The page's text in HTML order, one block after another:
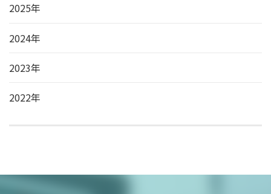
2025年
2024年
2023年
2022年